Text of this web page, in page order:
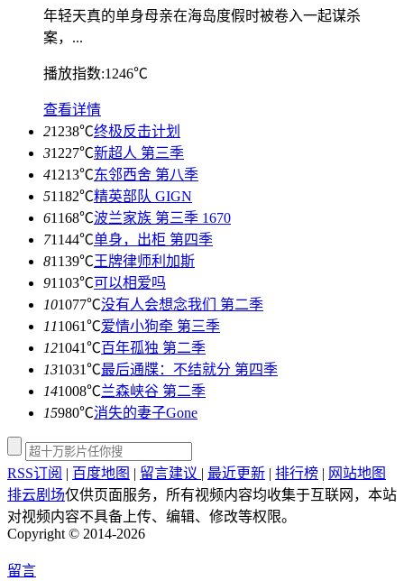
年轻天真的单身母亲在海岛度假时被卷入一起谋杀
案，...
播放指数:1246℃
查看详情
21238℃终极反击计划
31227℃新超人 第三季
41213℃东邻西舍 第八季
51182℃精英部队 GIGN
61168℃波兰家族 第三季 1670
71144℃单身，出柜 第四季
81139℃王牌律师利加斯
91103℃可以相爱吗
101077℃没有人会想念我们 第二季
111061℃爱情小狗牵 第三季
121041℃百年孤独 第二季
131031℃最后通牒：不结就分 第四季
141008℃兰森峡谷 第二季
15980℃消失的妻子Gone
RSS订阅 | 百度地图 | 留言建议 | 最近更新 | 排行榜 | 网站地图
排云剧场仅供页面服务，所有视频内容均收集于互联网，本站
对视频内容不具备上传、编辑、修改等权限。
Copyright © 2014-2026
留言